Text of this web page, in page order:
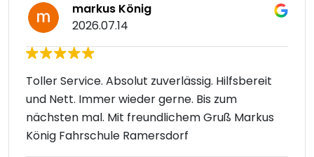
markus König
2026.07.14
Toller Service. Absolut zuverlässig. Hilfsbereit
und Nett. Immer wieder gerne. Bis zum
nächsten mal. Mit freundlichem Gruß Markus
König Fahrschule Ramersdorf